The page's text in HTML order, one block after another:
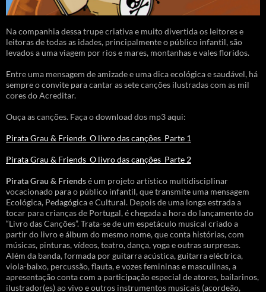
Na companhia dessa trupe criativa e muito divertida os leitores e
leitoras de todas as idades, principalmente o público infantil, são
levados a uma viagem por rios e mares, montanhas e vales floridos.
Entre uma mensagem de amizade e uma dica ecológica e saudável, há
sempre o convite para cantar as sete canções ilustradas com as mil
cores do Acreditar.
Ouça as canções. Faça o download dos mp3 aqui:
Pirata Grau & Friends_O livro das canções_Parte 1
Pirata Grau & Friends_O livro das canções_Parte 2
Pirata Grau & Friendsé um projeto artístico multidisciplinar
vocacionado para o público infantil, que transmite uma mensagem
Ecológica, Pedagógica e Cultural. Depois de uma longa estrada a
tocar para crianças de Portugal, é chegada a hora do lançamento do
“Livro das Canções”. Trata-se de um espetáculo musical criado a
partir do livro e álbum do mesmo nome, que conta histórias, com
músicas, pinturas, vídeos, teatro, dança, yoga e outras surpresas.
Além da banda, formada por guitarra acústica, guitarra eléctrica,
viola-baixo, percussão, flauta, e vozes femininas e masculinas, a
apresentação conta com a participação especial de atores, bailarinos,
ilustrador(es) ao vivo e outros instrumentos musicais (acordeão,